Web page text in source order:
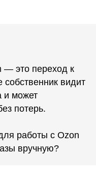
— это переход к
видит
и может
потерь.
работы с Ozon
вручную?